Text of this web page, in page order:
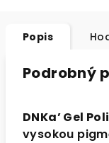
Popis
Podrobný
DNKa’ Gel
vysokou